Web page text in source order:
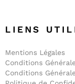
LIENS
Mentions Légales
Conditions
Conditions